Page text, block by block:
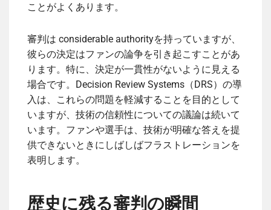
ことがよくあります。
審判は considerable authorityを持っていますが、
彼らの決定はファンの論争を引き起こすことがあ
ります。特に、決定が一貫性がないように見える
場合です。Decision Review Systems（DRS）の導
入は、これらの問題を軽減することを目的として
いますが、技術の信頼性についての議論は続いて
います。ファンや選手は、技術が明確な答えを提
供できないときにしばしばフラストレーションを
表明します。
歴史に残る審判の瞬間